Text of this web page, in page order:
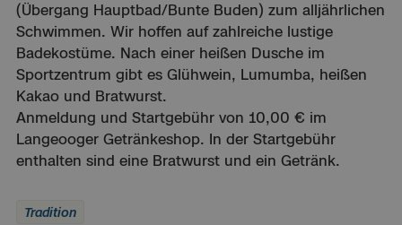
(Übergang Hauptbad/Bunte Buden) zum alljährlichen
Schwimmen. Wir hoffen auf zahlreiche lustige
Badekostüme. Nach einer heißen Dusche im
Sportzentrum gibt es Glühwein, Lumumba, heißen
Kakao und Bratwurst.
Anmeldung und Startgebühr von 10,00 € im
Langeooger Getränkeshop. In der Startgebühr
enthalten sind eine Bratwurst und ein Getränk.
Tradition